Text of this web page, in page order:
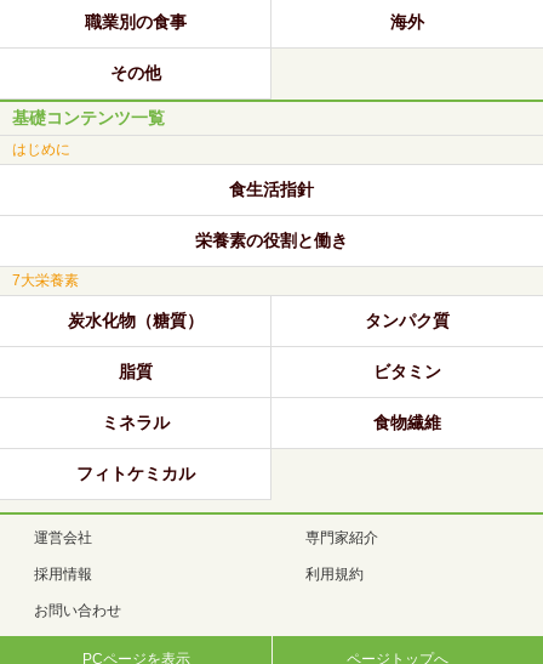
職業別の食事 海外
その他
基礎コンテンツ一覧
はじめに
食生活指針
栄養素の役割と働き
7大栄養素
炭水化物（糖質） タンパク質
脂質 ビタミン
ミネラル 食物繊維
フィトケミカル
運営会社 専門家紹介
採用情報 利用規約
お問い合わせ
PCページを表示 ページトップへ